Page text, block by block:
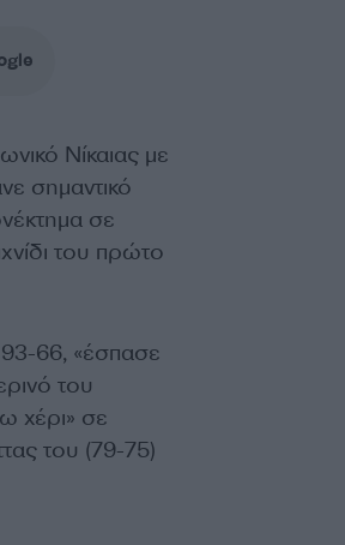
Νίκαιας με
σημαντικό
σε
του πρώτο
66, «έσπασε
του
χέρι» σε
του (79-75)